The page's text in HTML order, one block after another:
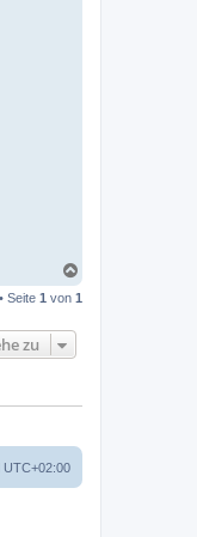
c
Seite 1 von 1
zu
UTC+02:00